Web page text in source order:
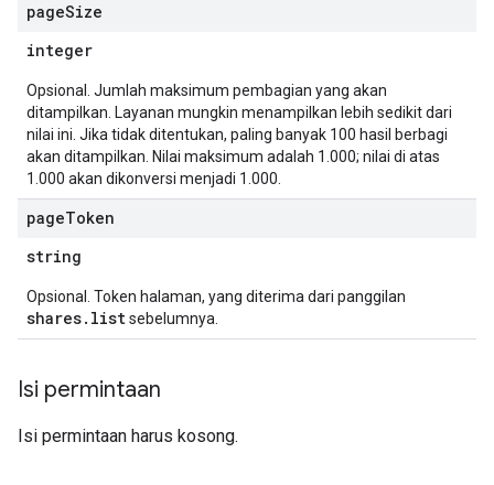
pageSize
integer
Opsional. Jumlah maksimum pembagian yang akan
ditampilkan. Layanan mungkin menampilkan lebih sedikit dari
nilai ini. Jika tidak ditentukan, paling banyak 100 hasil berbagi
akan ditampilkan. Nilai maksimum adalah 1.000; nilai di atas
1.000 akan dikonversi menjadi 1.000.
pageToken
string
Opsional. Token halaman, yang diterima dari panggilan
shares.listsebelumnya.
Isi permintaan
Isi permintaan harus kosong.